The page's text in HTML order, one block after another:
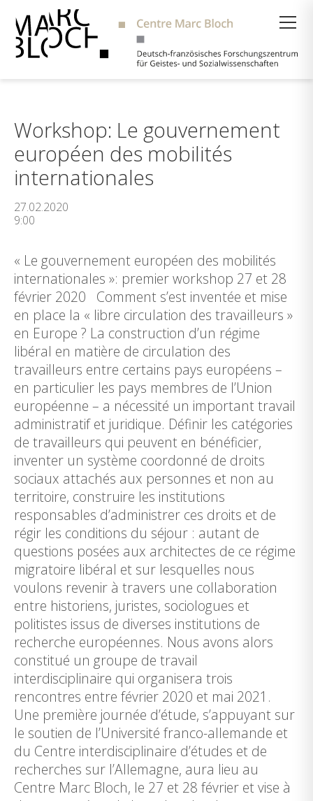
Workshop: Le gouvernement
européen des mobilités
internationales
27.02.2020
9:00
« Le gouvernement européen des mobilités
internationales »: premier workshop 27 et 28
février 2020 Comment s’est inventée et mise
en place la « libre circulation des travailleurs »
en Europe ? La construction d’un régime
libéral en matière de circulation des
travailleurs entre certains pays européens –
en particulier les pays membres de l’Union
européenne – a nécessité un important travail
administratif et juridique. Définir les catégories
de travailleurs qui peuvent en bénéficier,
inventer un système coordonné de droits
sociaux attachés aux personnes et non au
territoire, construire les institutions
responsables d’administrer ces droits et de
régir les conditions du séjour : autant de
questions posées aux architectes de ce régime
migratoire libéral et sur lesquelles nous
voulons revenir à travers une collaboration
entre historiens, juristes, sociologues et
politistes issus de diverses institutions de
recherche européennes. Nous avons alors
constitué un groupe de travail
interdisciplinaire qui organisera trois
rencontres entre février 2020 et mai 2021.
Une première journée d’étude, s’appuyant sur
le soutien de l’Université franco-allemande et
du Centre interdisciplinaire d’études et de
recherches sur l’Allemagne, aura lieu au
Centre Marc Bloch, le 27 et 28 février et vise à